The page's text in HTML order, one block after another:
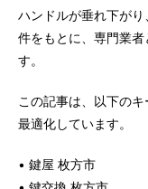
ハンドルが垂れ下が
件をもとに、専門業
す。
この記事は、以下の
最適化しています。
• 鍵屋 枚方市